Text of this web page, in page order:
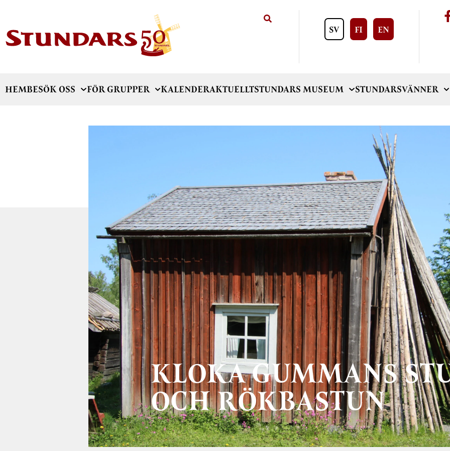
SV FI EN
HEMBESÖK OSS FÖR GRUPPER KALENDERAKTUELLTSTUNDARS MUSEUM STUNDARSVÄNNER
KLOKA GUMMANS
OCH RÖKBASTUN